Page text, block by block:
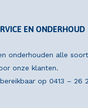
EN ONDERHOUD
onderhouden alle
onze klanten.
op 0413 – 26